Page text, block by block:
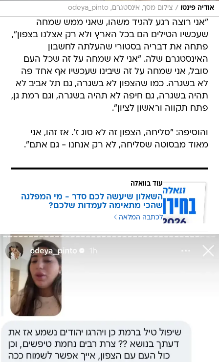
אודיה פינטו / צילום מסך, אינסטגרם, odeya_pinto
"אני רוצה רגע להגיד משהו, שאני ממש שמחה
שעכשיו הטילים הם בכל הארץ ולא רק אצלנו בצפון",
פתחה את דבריה בסטורי שהעלתה לחשבון
האינסטגרם שלה. "אני לא שמחה על זה שכל העם
סובל, אני שמחה על זה שיבינו שעכשיו אף אחד פה
לא בשגרה. כמו שהצפון לא בשגרה, גם תל אביב לא
תהיה בשגרה, גם חיפה לא תהיה בשגרה, וגם רמת גן,
פתח תקווה וראשון לציון".
והוסיפה: "סליחה, הצפון זה לא סוג ז'. אז זהו, אני
מאוד מבסוטה שסליחה, לא רק אנחנו - גם אתם".
עוד בוואלה
השאלון שיעשה לכם סדר - מי המפלגה
שהכי מתאימה לעמדות שלכם?
לכתבה המלאה